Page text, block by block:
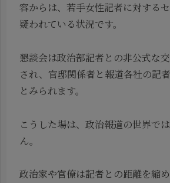
容からは、若手女性記者に対する
疑われている状況です。
懇談会は政治部記者との非公式な
され、官邸関係者と報道各社の記
とみられます。
こうした場は、政治報道の世界で
ん。
政治家や官僚は記者との距離を縮